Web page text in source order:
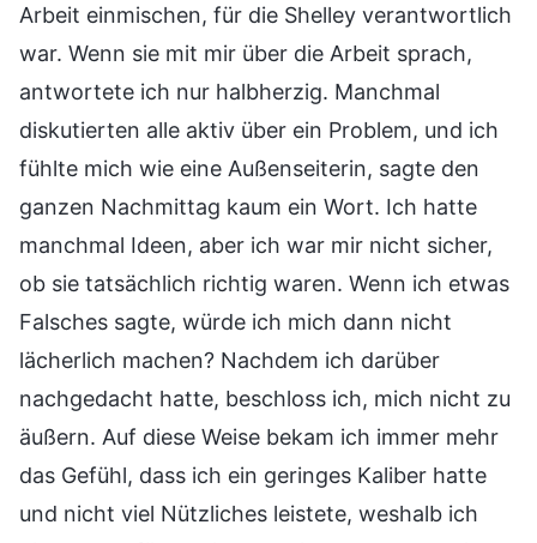
Arbeit einmischen, für die Shelley verantwortlich
war. Wenn sie mit mir über die Arbeit sprach,
antwortete ich nur halbherzig. Manchmal
diskutierten alle aktiv über ein Problem, und ich
fühlte mich wie eine Außenseiterin, sagte den
ganzen Nachmittag kaum ein Wort. Ich hatte
manchmal Ideen, aber ich war mir nicht sicher,
ob sie tatsächlich richtig waren. Wenn ich etwas
Falsches sagte, würde ich mich dann nicht
lächerlich machen? Nachdem ich darüber
nachgedacht hatte, beschloss ich, mich nicht zu
äußern. Auf diese Weise bekam ich immer mehr
das Gefühl, dass ich ein geringes Kaliber hatte
und nicht viel Nützliches leistete, weshalb ich